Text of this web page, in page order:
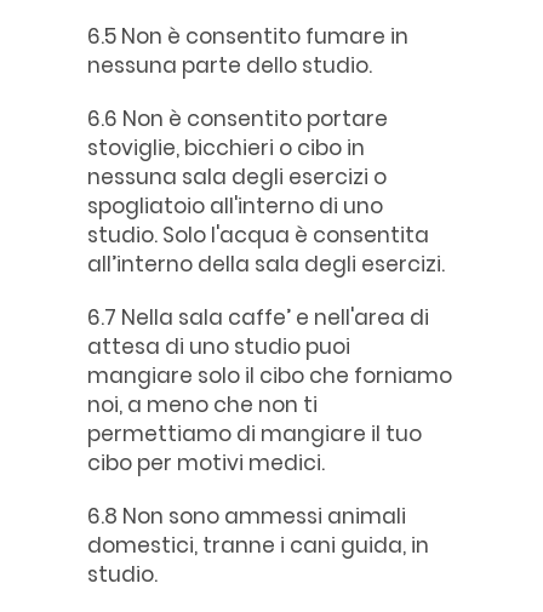
6.5 Non è consentito fumare in
nessuna parte dello studio.
6.6 Non è consentito portare
stoviglie, bicchieri o cibo in
nessuna sala degli esercizi o
spogliatoio all'interno di uno
studio. Solo l'acqua è consentita
all’interno della sala degli esercizi.
6.7 Nella sala caffe’ e nell'area di
attesa di uno studio puoi
mangiare solo il cibo che forniamo
noi, a meno che non ti
permettiamo di mangiare il tuo
cibo per motivi medici.
6.8 Non sono ammessi animali
domestici, tranne i cani guida, in
studio.